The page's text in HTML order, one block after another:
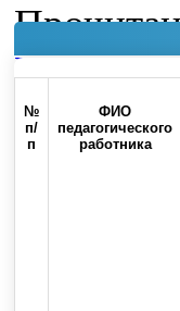
№
п/
п
ФИО
педагогического
работника
Наверх